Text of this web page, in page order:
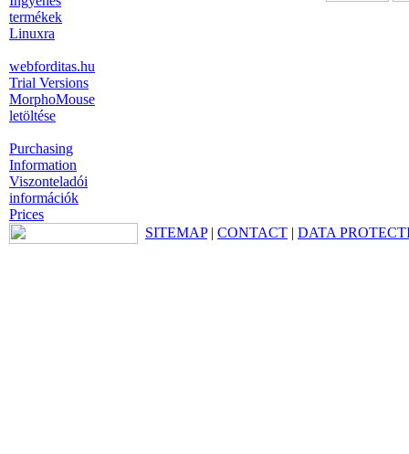
termékek
Linuxra
webforditas.hu
Trial Versions
MorphoMouse
letöltése
Purchasing
Information
Viszonteladói
információk
Prices
SITEMAP| CONTACT | DATA